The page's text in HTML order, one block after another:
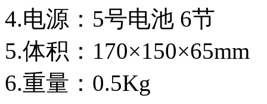
4.电源：5号电池 6节
5.体积：170×150×65mm
6.重量：0.5Kg